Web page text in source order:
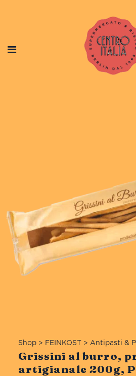
Shop> FEINKOST> Antipasti &
Grissini al burro,
artigianale 200g,